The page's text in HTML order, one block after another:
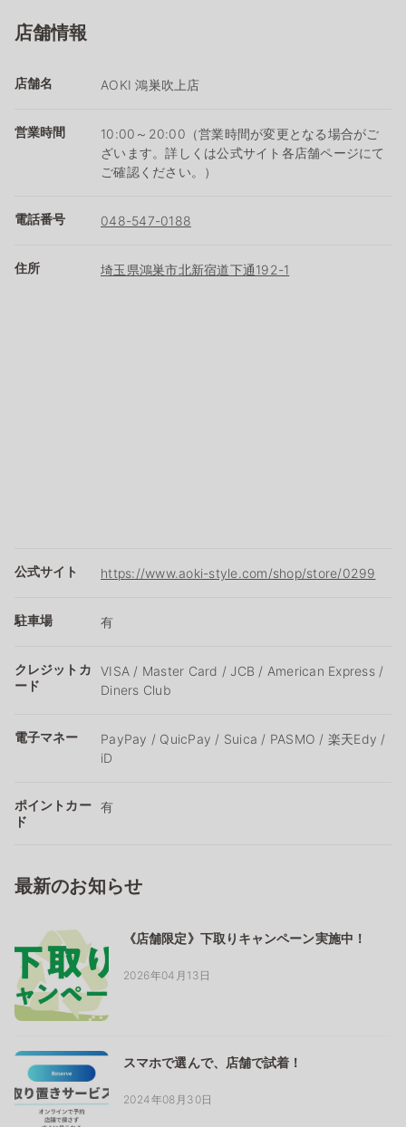
店舗情報
店舗名 AOKI 鴻巣吹上店
営業時間
10:00～20:00（営業時間が変更となる場合がご
ざいます。詳しくは公式サイト各店舗ページにて
ご確認ください。）
電話番号 048-547-0188
住所 埼玉県鴻巣市北新宿道下通192-1
公式サイト https://www.aoki-style.com/shop/store/0299
駐車場 有
クレジットカ
ード
VISA / Master Card / JCB / American Express /
Diners Club
電子マネー
PayPay / QuicPay / Suica / PASMO / 楽天Edy /
iD
ポイントカー
ド
有
最新のお知らせ
《店舗限定》下取りキャンペーン実施中！
2026年04月13日
スマホで選んで、店舗で試着！
2024年08月30日